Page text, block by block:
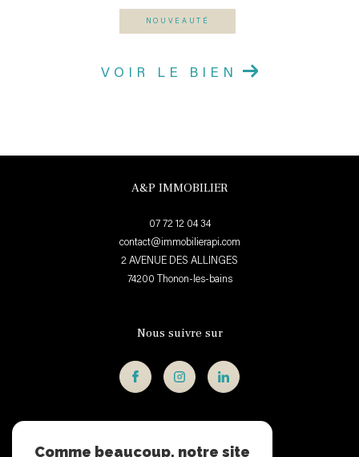
NOUVEAUTÉ
VOIR LE BIEN
A&P IMMOBILIER
07 72 12 04 34
contact@immobilierapi.com
2 AVENUE DES ALLINGES
74200
thonon-les-bains
Nous suivre sur
Adhérents
Comme beaucoup, notre site